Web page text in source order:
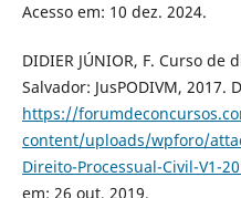
Acesso em: 10 dez. 2024.
DIDIER JÚNIOR, F. Curso
Salvador: JusPODIVM, 2017.
https://
content/uploads/wpforo/
Direito-Processual-Civil-V1-
em: 26 out. 2019.